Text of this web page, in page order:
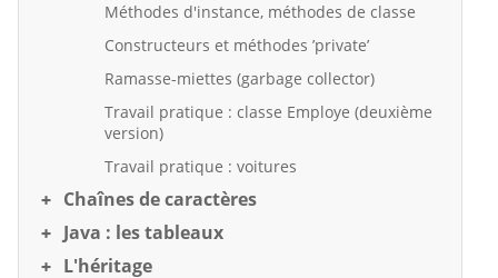
Méthodes d'instance, méthodes de classe
Constructeurs et méthodes ’private’
Ramasse-miettes (garbage collector)
Travail pratique : classe Employe (deuxième
version)
Travail pratique : voitures
Chaînes de caractères
Java : les tableaux
L'héritage